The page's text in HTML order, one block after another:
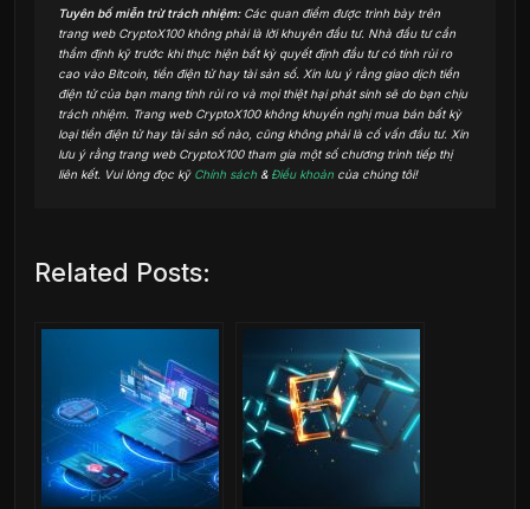
Tuyên bố miễn trừ trách nhiệm:Các quan điểm được trình bày trên
trang web CryptoX100 không phải là lời khuyên đầu tư. Nhà đầu tư cần
thẩm định kỹ trước khi thực hiện bất kỳ quyết định đầu tư có tính rủi ro
cao vào Bitcoin, tiền điện tử hay tài sản số. Xin lưu ý rằng giao dịch tiền
điện tử của bạn mang tính rủi ro và mọi thiệt hại phát sinh sẽ do bạn chịu
trách nhiệm. Trang web CryptoX100 không khuyến nghị mua bán bất kỳ
loại tiền điện tử hay tài sản số nào, cũng không phải là cố vấn đầu tư. Xin
lưu ý rằng trang web CryptoX100 tham gia một số chương trình tiếp thị
liên kết. Vui lòng đọc kỹ Chính sách & Điều khoản của chúng tôi!
Related Posts: